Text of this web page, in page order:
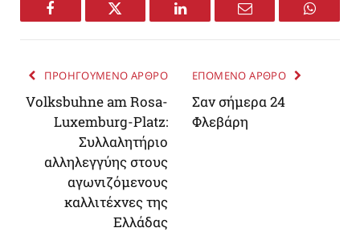
Facebook Twitter LinkedIn Email
ΠΡΟΗΓΟΥΜΕΝΟ ΑΡΘΡΟ
Volksbuhne am Rosa-
Luxemburg-Platz:
Συλλαλητήριο
αλληλεγγύης στους
αγωνιζόμενους
καλλιτέχνες της
Ελλάδας
ΕΠΟΜΕΝΟ ΑΡΘΡΟ
Σαν σήμερα 24
Φλεβάρη